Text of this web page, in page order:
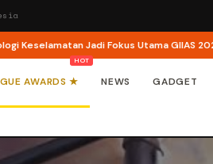
Jadi Fokus Utama GIIAS 2026
AWARDS ★ NEWS GADGET